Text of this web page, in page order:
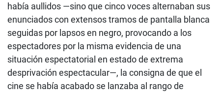
había aullidos —sino que cinco voces alternaban sus
enunciados con extensos tramos de pantalla blanca
seguidas por lapsos en negro, provocando a los
espectadores por la misma evidencia de una
situación espectatorial en estado de extrema
desprivación espectacular—, la consigna de que el
cine se había acabado se lanzaba al rango de